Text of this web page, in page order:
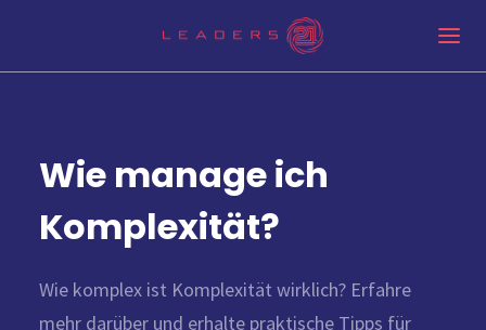
Wie manage ich
Komplexität?
Wie komplex ist Komplexität wirklich? Erfahre
mehr darüber und erhalte praktische Tipps für